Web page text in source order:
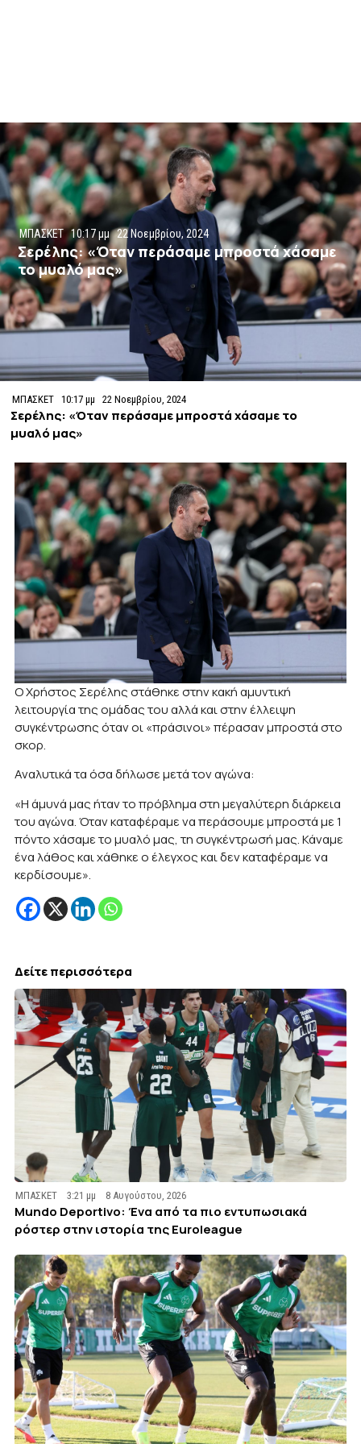
ΜΠΑΣΚΕΤ 10:17 μμ 22 Νοεμβρίου, 2024
Σερέλης: «Όταν περάσαμε μπροστά χάσαμε
το μυαλό μας»
ΜΠΑΣΚΕΤ 10:17 μμ 22 Νοεμβρίου, 2024
Σερέλης: «Όταν περάσαμε μπροστά χάσαμε το
μυαλό μας»
Ο Χρήστος Σερέλης στάθηκε στην κακή αμυντική
λειτουργία της ομάδας του αλλά και στην έλλειψη
συγκέντρωσης όταν οι «πράσινοι» πέρασαν μπροστά στο
σκορ.
Αναλυτικά τα όσα δήλωσε μετά τον αγώνα:
«Η άμυνά μας ήταν το πρόβλημα στη μεγαλύτερη διάρκεια
του αγώνα. Όταν καταφέραμε να περάσουμε μπροστά με 1
πόντο χάσαμε το μυαλό μας, τη συγκέντρωσή μας. Κάναμε
ένα λάθος και χάθηκε ο έλεγχος και δεν καταφέραμε να
κερδίσουμε».
Δείτε περισσότερα
ΜΠΑΣΚΕΤ 3:21 μμ 8 Αυγούστου, 2026
Mundo Deportivo: Ένα από τα πιο εντυπωσιακά
ρόστερ στην ιστορία της Euroleague